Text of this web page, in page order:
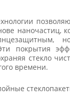
наночастиц,
покрытия
стекло
времени.